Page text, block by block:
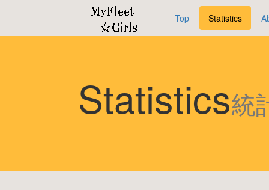
Top Statistics
Statistics統